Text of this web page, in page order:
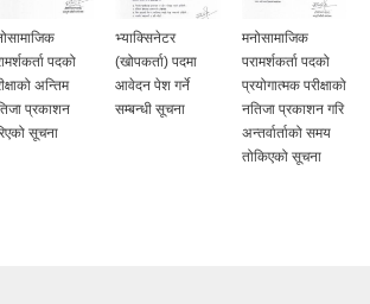
पदको
अन्तिम
प्रकाशन
सूचना
भ्याक्सिनेटर
(खोपकर्ता) पदमा
आवेदन पेश गर्ने
सम्बन्धी सूचना
मनोसामाजिक
परामर्शकर्ता पदको
प्रयोगात्मक परीक्षाको
नतिजा प्रकाशन गरि
अन्तर्वार्ताको समय
तोकिएको सूचना